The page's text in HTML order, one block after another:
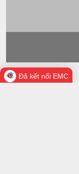
Đã kết nối EMC